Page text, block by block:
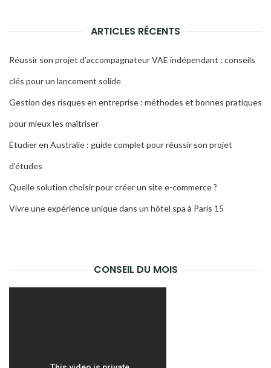
ARTICLES RÉCENTS
Réussir son projet d’accompagnateur VAE indépendant : conseils
clés pour un lancement solide
Gestion des risques en entreprise : méthodes et bonnes pratiques
pour mieux les maîtriser
Étudier en Australie : guide complet pour réussir son projet
d’études
Quelle solution choisir pour créer un site e-commerce ?
Vivre une expérience unique dans un hôtel spa à Paris 15
CONSEIL DU MOIS